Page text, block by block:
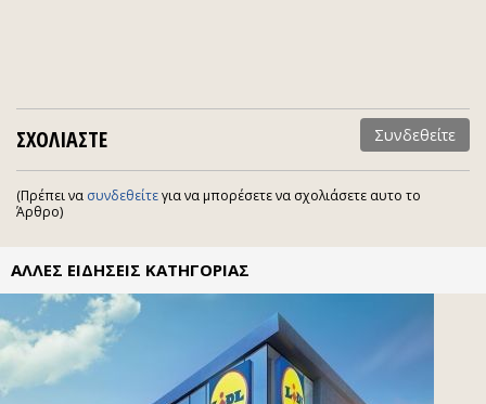
ΣΧΟΛΙΑΣΤΕ Συνδεθείτε
(Πρέπει να συνδεθείτεγια να μπορέσετε να σχολιάσετε αυτο το
Άρθρο)
ΑΛΛΕΣ ΕΙΔΗΣΕΙΣ ΚΑΤΗΓΟΡΙΑΣ